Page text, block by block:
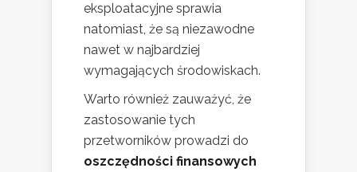
eksploatacyjne sprawia
natomiast, że są niezawodne
nawet w najbardziej
wymagających środowiskach.
Warto również zauważyć, że
zastosowanie tych
przetworników prowadzi do
oszczędności finansowych